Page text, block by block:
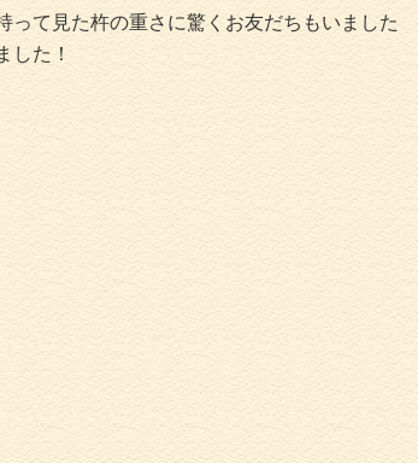
て見た杵の重さに驚くお友だちもいました
した！